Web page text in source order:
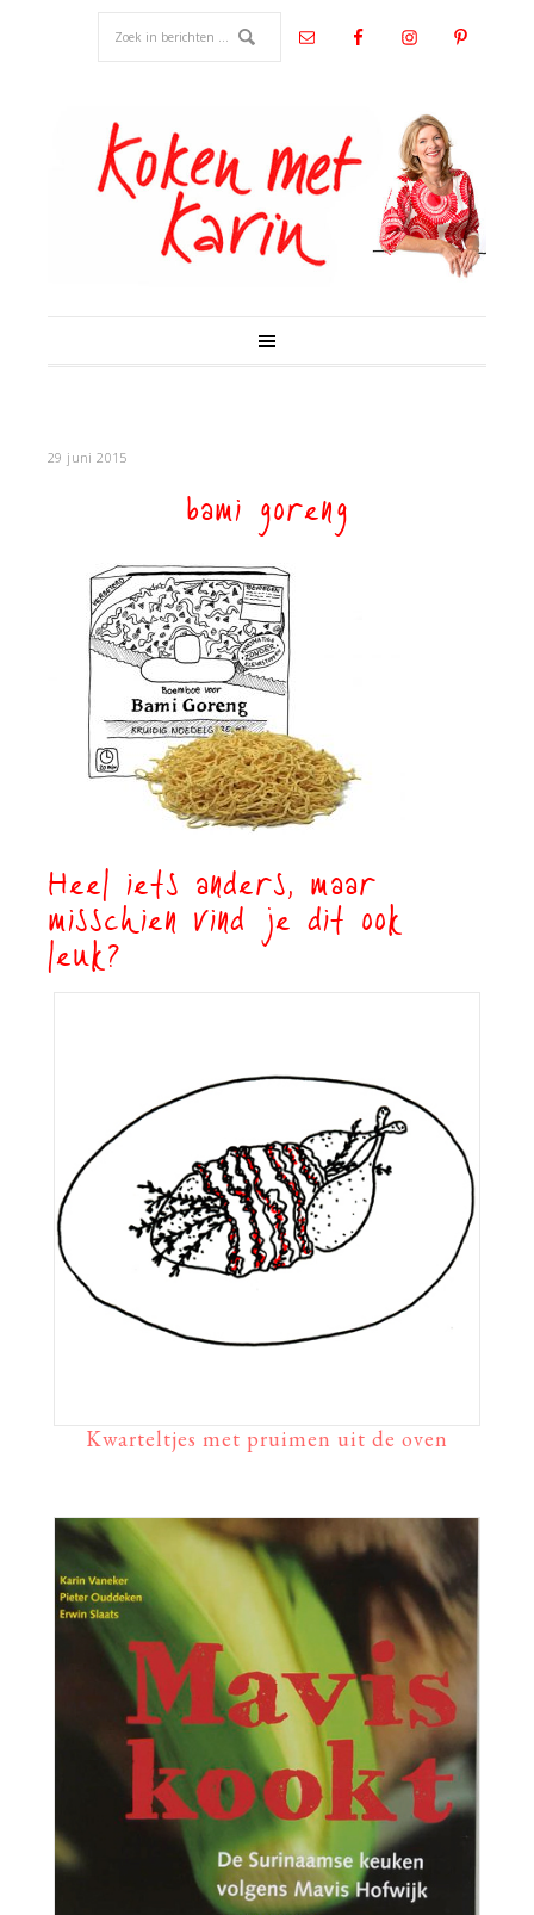
29 juni 2015
bami goreng
Heel iets anders, maar
misschien vind je dit ook
leuk?
Kwarteltjes met pruimen uit de oven